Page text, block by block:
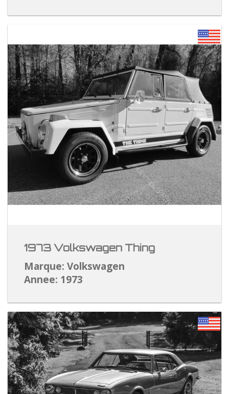
1973 Volkswagen Thing
Marque: Volkswagen
Annee: 1973